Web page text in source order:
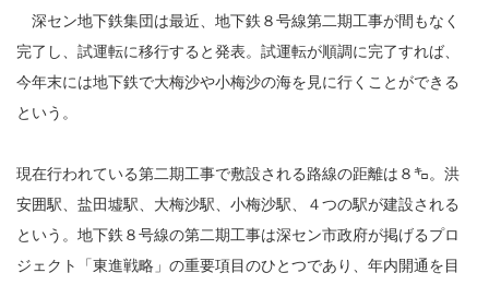
深セン地下鉄集団は最近、地下鉄８号線第二期工事が間もなく
完了し、試運転に移行すると発表。試運転が順調に完了すれば、
今年末には地下鉄で大梅沙や小梅沙の海を見に行くことができる
という。
現在行われている第二期工事で敷設される路線の距離は８㌔。洪
安囲駅、盐田墟駅、大梅沙駅、小梅沙駅、４つの駅が建設される
という。地下鉄８号線の第二期工事は深セン市政府が掲げるプロ
ジェクト「東進戦略」の重要項目のひとつであり、年内開通を目